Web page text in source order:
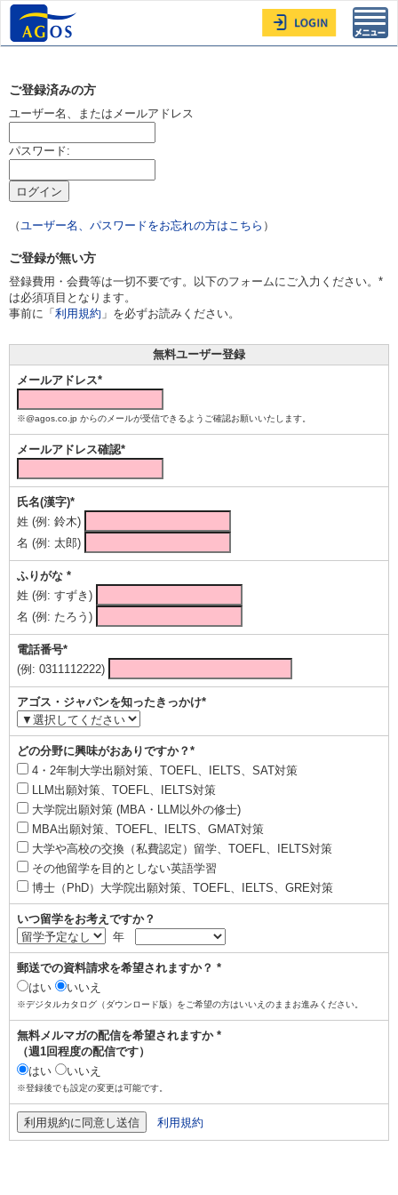
ご登録済みの方
ユーザー名、またはメールアドレス
パスワード:
（ユーザー名、パスワードをお忘れの方はこちら ）
ご登録が無い方
登録費用・会費等は一切不要です。以下のフォームにご入力ください。*
は必須項目となります。
事前に「 利用規約 」を必ずお読みください。
無料ユーザー登録
メールアドレス*
※@agos.co.jp からのメールが受信できるようご確認お願いいたします。
メールアドレス確認*
氏名(漢字)*
姓 (例: 鈴木)
名 (例: 太郎)
ふりがな *
姓 (例: すずき)
名 (例: たろう)
電話番号*
(例: 0311112222)
アゴス・ジャパンを知ったきっかけ*
どの分野に興味がおありですか？*
4・2年制大学出願対策、TOEFL、IELTS、SAT対策
LLM出願対策、TOEFL、IELTS対策
大学院出願対策 (MBA・LLM以外の修士)
MBA出願対策、TOEFL、IELTS、GMAT対策
大学や高校の交換（私費認定）留学、TOEFL、IELTS対策
その他留学を目的としない英語学習
博士（PhD）大学院出願対策、TOEFL、IELTS、GRE対策
いつ留学をお考えですか？
年
郵送での資料請求を希望されますか？ *
はい
いいえ
※デジタルカタログ（ダウンロード版）をご希望の方はいいえのままお進みください。
無料メルマガの配信を希望されますか *
（週1回程度の配信です）
はい
いいえ
※登録後でも設定の変更は可能です。
利用規約